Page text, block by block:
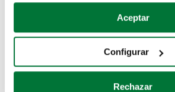
Si lo permite, también quisiéramos:
Recopilar información sobre su
Identificar su dispositivo
para buscar características
Aceptar
Configurar
Rechazar
Coches de segunda mano
Coches de km0